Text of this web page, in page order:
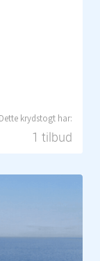
1 tilbud